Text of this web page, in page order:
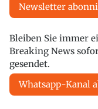
Newsletter
Bleiben Sie immer
Breaking News
gesendet.
Whatsapp-Kanal